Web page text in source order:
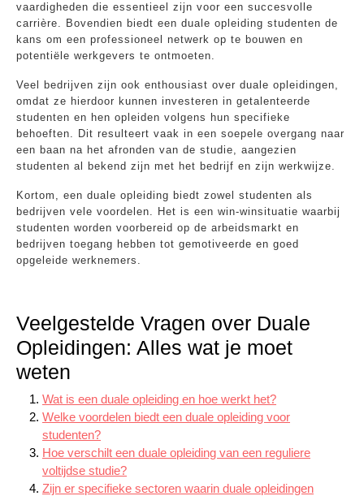
vaardigheden die essentieel zijn voor een succesvolle
carrière. Bovendien biedt een duale opleiding studenten de
kans om een professioneel netwerk op te bouwen en
potentiële werkgevers te ontmoeten.
Veel bedrijven zijn ook enthousiast over duale opleidingen,
omdat ze hierdoor kunnen investeren in getalenteerde
studenten en hen opleiden volgens hun specifieke
behoeften. Dit resulteert vaak in een soepele overgang naar
een baan na het afronden van de studie, aangezien
studenten al bekend zijn met het bedrijf en zijn werkwijze.
Kortom, een duale opleiding biedt zowel studenten als
bedrijven vele voordelen. Het is een win-winsituatie waarbij
studenten worden voorbereid op de arbeidsmarkt en
bedrijven toegang hebben tot gemotiveerde en goed
opgeleide werknemers.
Veelgestelde Vragen over Duale
Opleidingen: Alles wat je moet
weten
Wat is een duale opleiding en hoe werkt het?
Welke voordelen biedt een duale opleiding voor
studenten?
Hoe verschilt een duale opleiding van een reguliere
voltijdse studie?
Zijn er specifieke sectoren waarin duale opleidingen